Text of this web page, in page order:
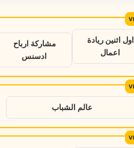
اول اثنين ريادة
اعمال
مشاركة ارباح
ادسنس
عالم الشباب